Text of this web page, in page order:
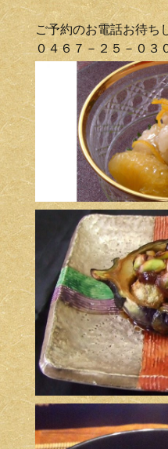
ご予約のお電話お待ち
０４６７－２５－０３